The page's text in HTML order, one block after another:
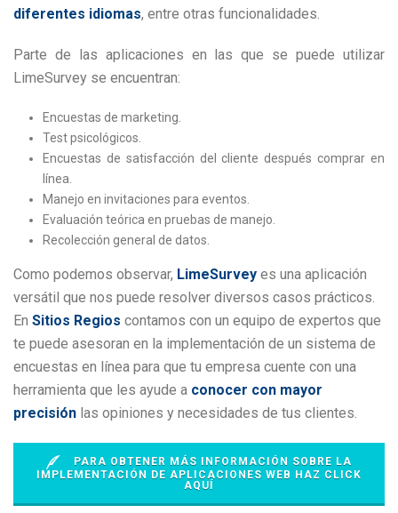
diferentes idiomas, entre otras funcionalidades.
Parte de las aplicaciones en las que se puede utilizar
LimeSurvey se encuentran:
Encuestas de marketing.
Test psicológicos.
Encuestas de satisfacción del cliente después comprar en
línea.
Manejo en invitaciones para eventos.
Evaluación teórica en pruebas de manejo.
Recolección general de datos.
Como podemos observar, LimeSurvey es una aplicación
versátil que nos puede resolver diversos casos prácticos.
En Sitios Regios contamos con un equipo de expertos que
te puede asesoran en la implementación de un sistema de
encuestas en línea para que tu empresa cuente con una
herramienta que les ayude a conocer con mayor
precisión las opiniones y necesidades de tus clientes.
PARA OBTENER MÁS INFORMACIÓN SOBRE LA
IMPLEMENTACIÓN DE APLICACIONES WEB HAZ CLICK
AQUÍ